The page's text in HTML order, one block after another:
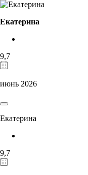
Екатерина
9,7
июнь 2026
Екатерина
9,7